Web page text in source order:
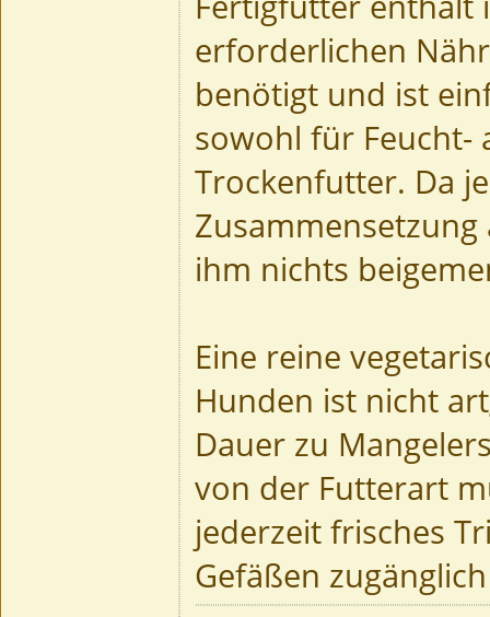
erforderlichen
benötigt und ist
sowohl für Feucht-
Trockenfutter. Da
ihm nichts
Eine reine
Hunden ist nicht
Dauer zu
von der Futterart
jederzeit frisches
Gefäßen